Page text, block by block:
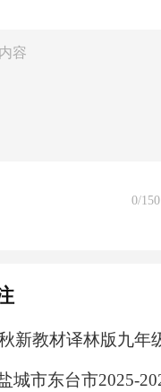
生态环境的具体举措
0/150